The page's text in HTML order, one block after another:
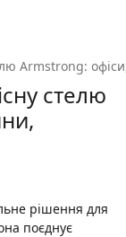
Armstrong:
стелю
рішення для
поєднує